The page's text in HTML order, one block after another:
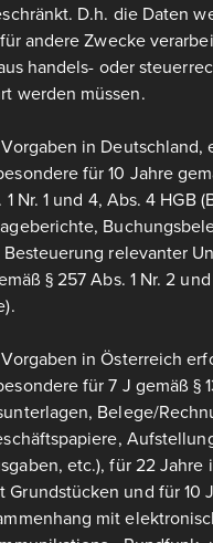
D.h. die Daten
andere Zwecke
handels- oder
werden müssen.
in Deutschland,
für 10 Jahre
Nr. 1 und 4, Abs. 4 HGB
relevanter
§ 257 Abs. 1 Nr. 2
in Österreich
für 7 J gemäß §
Belege/
etc.), für 22 Jahre
Grundstücken und für 10
mit